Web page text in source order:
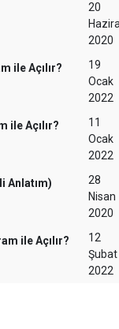
20
2020
ile Açılır?
19
Ocak
2022
ile Açılır?
11
Ocak
2022
Anlatım)
28
Nisan
2020
ile Açılır?
12
Şubat
2022